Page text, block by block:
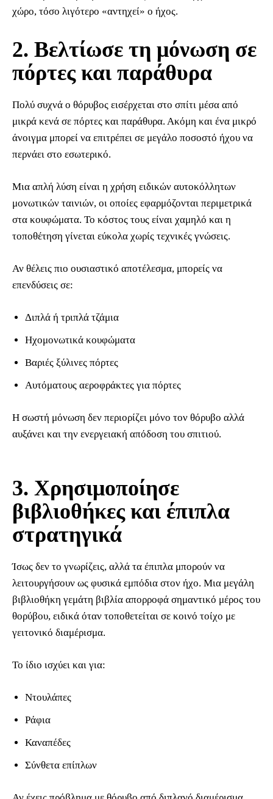
χώρο, τόσο λιγότερο «αντηχεί» ο ήχος.
2. Βελτίωσε τη μόνωση σε
πόρτες και παράθυρα
Πολύ συχνά ο θόρυβος εισέρχεται στο σπίτι μέσα από
μικρά κενά σε πόρτες και παράθυρα. Ακόμη και ένα μικρό
άνοιγμα μπορεί να επιτρέπει σε μεγάλο ποσοστό ήχου να
περνάει στο εσωτερικό.
Μια απλή λύση είναι η χρήση ειδικών αυτοκόλλητων
μονωτικών ταινιών, οι οποίες εφαρμόζονται περιμετρικά
στα κουφώματα. Το κόστος τους είναι χαμηλό και η
τοποθέτηση γίνεται εύκολα χωρίς τεχνικές γνώσεις.
Αν θέλεις πιο ουσιαστικό αποτέλεσμα, μπορείς να
επενδύσεις σε:
Διπλά ή τριπλά τζάμια
Ηχομονωτικά κουφώματα
Βαριές ξύλινες πόρτες
Αυτόματους αεροφράκτες για πόρτες
Η σωστή μόνωση δεν περιορίζει μόνο τον θόρυβο αλλά
αυξάνει και την ενεργειακή απόδοση του σπιτιού.
3. Χρησιμοποίησε
βιβλιοθήκες και έπιπλα
στρατηγικά
Ίσως δεν το γνωρίζεις, αλλά τα έπιπλα μπορούν να
λειτουργήσουν ως φυσικά εμπόδια στον ήχο. Μια μεγάλη
βιβλιοθήκη γεμάτη βιβλία απορροφά σημαντικό μέρος του
θορύβου, ειδικά όταν τοποθετείται σε κοινό τοίχο με
γειτονικό διαμέρισμα.
Το ίδιο ισχύει και για:
Ντουλάπες
Ράφια
Καναπέδες
Σύνθετα επίπλων